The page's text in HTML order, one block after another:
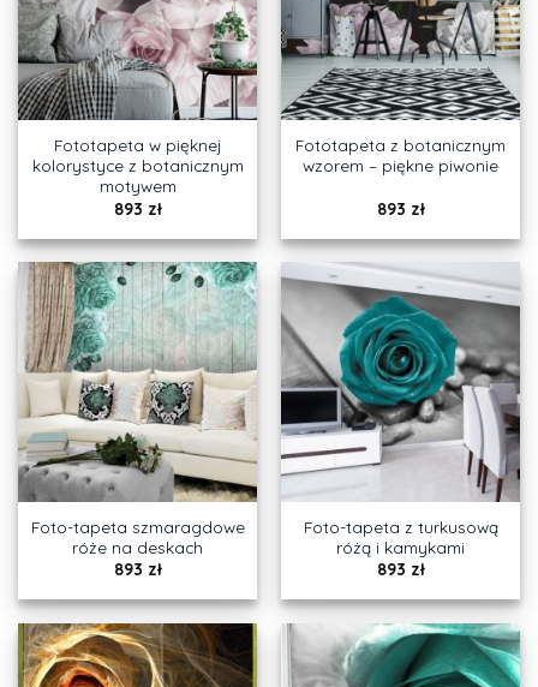
Fototapeta w pięknej
kolorystyce z botanicznym
motywem
893 zł
Fototapeta z botanicznym
wzorem – piękne piwonie
893 zł
Foto-tapeta szmaragdowe
róże na deskach
893 zł
Foto-tapeta z turkusową
różą i kamykami
893 zł